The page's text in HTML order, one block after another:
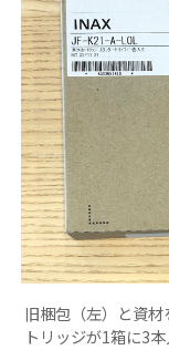
旧梱包（左）と資
トリッジが1箱に3